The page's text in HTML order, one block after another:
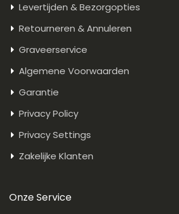
Levertijden & Bezorgopties
Retourneren & Annuleren
Graveerservice
Algemene Voorwaarden
Garantie
Privacy Policy
Privacy Settings
Zakelijke Klanten
Onze Service